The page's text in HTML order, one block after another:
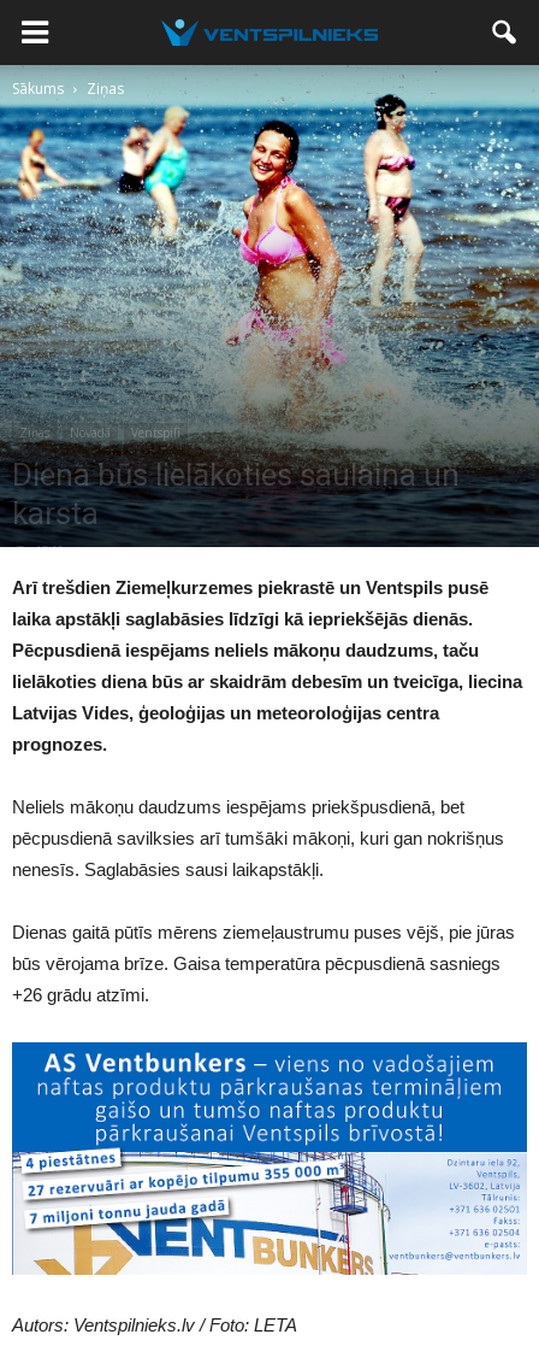
Sākums Ziņas
Ziņas Novadā Ventspilī
Diena būs lielākoties saulaina un
karsta
1241
Arī trešdien Ziemeļkurzemes piekrastē un Ventspils pusē
laika apstākļi saglabāsies līdzīgi kā iepriekšējās dienās.
Pēcpusdienā iespējams neliels mākoņu daudzums, taču
lielākoties diena būs ar skaidrām debesīm un tveicīga, liecina
Latvijas Vides, ģeoloģijas un meteoroloģijas centra
prognozes.
Neliels mākoņu daudzums iespējams priekšpusdienā, bet
pēcpusdienā savilksies arī tumšāki mākoņi, kuri gan nokrišņus
nenesīs. Saglabāsies sausi laikapstākļi.
Dienas gaitā pūtīs mērens ziemeļaustrumu puses vējš, pie jūras
būs vērojama brīze. Gaisa temperatūra pēcpusdienā sasniegs
+26 grādu atzīmi.
Autors: Ventspilnieks.lv / Foto: LETA